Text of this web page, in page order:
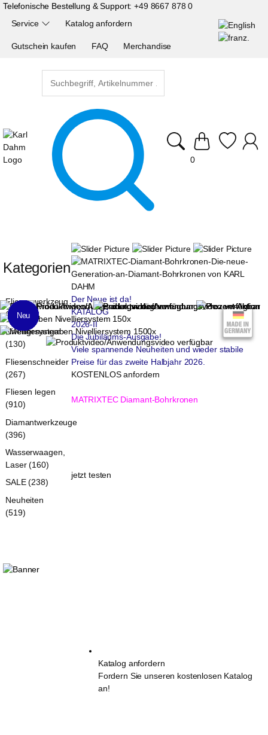
Telefonische Bestellung & Support:+49 8667 878 0
Service Katalog anfordern
Gutschein kaufen FAQ Merchandise
0
Der Neue ist da!
KATALOG
2026-II
Die Jubiläums-Ausgabe!
Viele spannende Neuheiten und wieder stabile
Preise für das zweite Halbjahr 2026.
KOSTENLOS anfordern
MATRIXTEC Diamant-Bohrkronen
Bohrkronen auf dem Markt. Dank innovativer
jetzt testen
Katalog anfordern
Fordern Sie unseren kostenlosen Katalog
an!
Neu
Neu
Neu
Neu
Neu
Neu
Neu
Neu
Kategorien
Fliesenwerkzeug
(1321)
Nivelliersystem
(130)
Fliesenschneider
(267)
Fliesen legen
(910)
Diamantwerkzeuge
(396)
Wasserwaagen,
Laser (160)
SALE (238)
Neuheiten
(519)